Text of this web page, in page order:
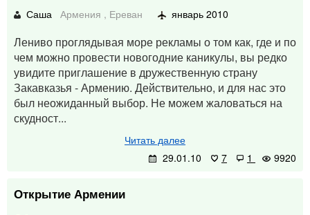
Саша Армения , Ереван январь 2010
Лениво проглядывая море рекламы о том как, где и по
чем можно провести новогодние каникулы, вы редко
увидите приглашение в дружественную страну
Закавказья - Армению. Действительно, и для нас это
был неожиданный выбор. Не можем жаловаться на
скудност...
Читать далее
29.01.10
7 1 9920
Открытие Армении